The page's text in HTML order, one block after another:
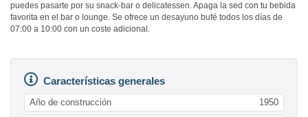
puedes pasarte por su snack-bar o delicatessen. Apaga la sed con tu bebida
favorita en el bar o lounge. Se ofrece un desayuno bufé todos los días de
07:00 a 10:00 con un coste adicional.
Características generales
Año de construcción 1950